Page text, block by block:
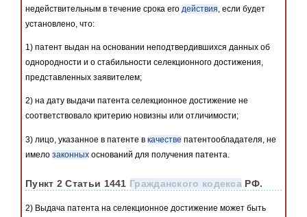
недействительным в течение срока его действия, если будет
установлено, что:
1) патент выдан на основании неподтвердившихся данных об
однородности и о стабильности селекционного достижения,
представленных заявителем;
2) на дату выдачи патента селекционное достижение не
соответствовало критерию новизны или отличимости;
3) лицо, указанное в патенте в качестве патентообладателя, не
имело законных оснований для получения патента.
Пункт 2 Статьи 1441Гражданского кодекса РФ.
2) Выдача патента на селекционное достижение может быть